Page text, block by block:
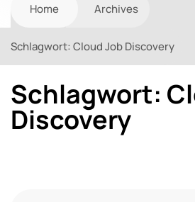
Home Archives
Schlagwort: Cloud Job Discovery
Schlagwort:
Discovery